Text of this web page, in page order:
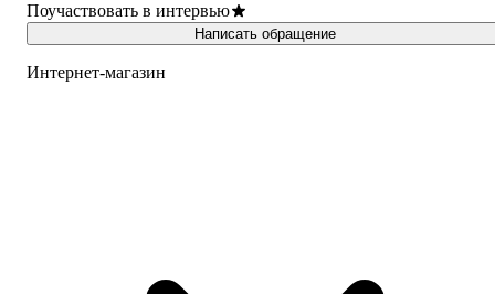
Поучаствовать в интервью
Написать обращение
Интернет-магазин